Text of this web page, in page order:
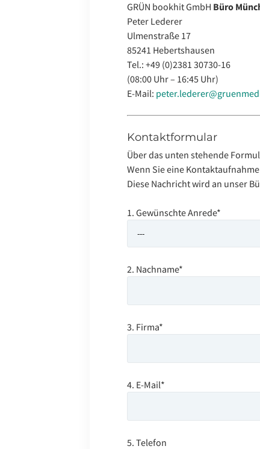
GRÜN bookhit GmbH Büro
Peter Lederer
Ulmenstraße 17
85241 Hebertshausen
Tel.: +49 (0)2381 30730-16
(08:00 Uhr – 16:45 Uhr)
E-Mail: peter.lederer@
Kontaktformular
Über das unten stehende
Wenn Sie eine
Diese Nachricht wird an unser
1. Gewünschte Anrede*
2. Nachname*
3. Firma*
4. E-Mail*
5. Telefon